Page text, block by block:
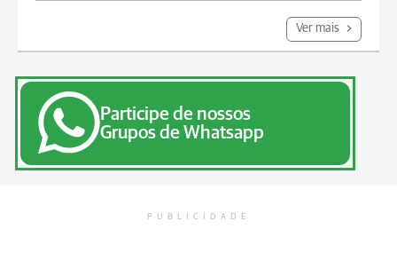
Ver mais
Participe de nossos
Grupos de Whatsapp
PUBLICIDADE